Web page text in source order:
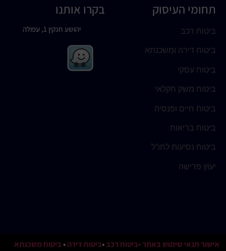
תחומי העיסוק
ביטוח רכב
ביטוח דירה ומשכנתא
ביטוח עסקי
ביטוח משק חקלאי
ביטוח חיים ופנסיה
ביטוח בריאות
ביטוח נסיעות לחו"ל
יעוץ פרישה
בקרו אותנו
יהושע חנקין 1, עפולה
אישור תנאי שימוש באתר•ביטוח רכב•ביטוח דירה•ביטוח משכנתא